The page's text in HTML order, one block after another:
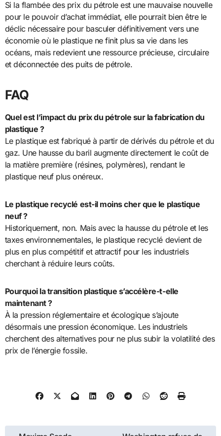
Si la flambée des prix du pétrole est une mauvaise nouvelle
pour le pouvoir d’achat immédiat, elle pourrait bien être le
déclic nécessaire pour basculer définitivement vers une
économie où le plastique ne finit plus sa vie dans les
océans, mais redevient une ressource précieuse, circulaire
et déconnectée des puits de pétrole.
FAQ
Quel est l’impact du prix du pétrole sur la fabrication du
plastique ?
Le plastique est fabriqué à partir de dérivés du pétrole et du
gaz. Une hausse du baril augmente directement le coût de
la matière première (résines, polymères), rendant le
plastique neuf plus onéreux.
Le plastique recyclé est-il moins cher que le plastique
neuf ?
Historiquement, non. Mais avec la hausse du pétrole et les
taxes environnementales, le plastique recyclé devient de
plus en plus compétitif et attractif pour les industriels
cherchant à réduire leurs coûts.
Pourquoi la transition plastique s’accélère-t-elle
maintenant ?
À la pression réglementaire et écologique s’ajoute
désormais une pression économique. Les industriels
cherchent des alternatives pour ne plus subir la volatilité des
prix de l’énergie fossile.